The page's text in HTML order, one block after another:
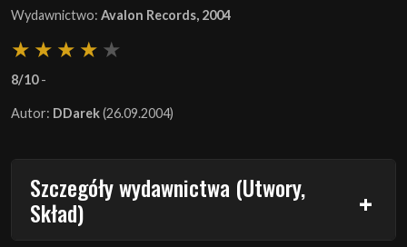
Wydawnictwo: Avalon Records, 2004
8/10-
Autor: DDarek(26.09.2004)
Szczegóły wydawnictwa (Utwory,
Skład)